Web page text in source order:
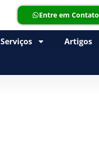
Entre em Contato
Serviços Artigos